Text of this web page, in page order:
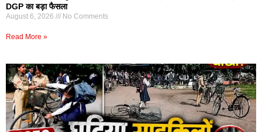
DGP का बड़ा फैसला
August 6, 2026 No Comments
Read More »